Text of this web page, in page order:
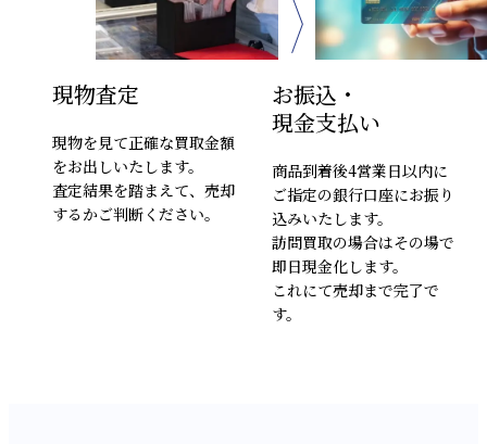
現物査定
現物を見て正確な買取金額
をお出しいたします。
査定結果を踏まえて、売却
するかご判断ください。
お振込・
現金支払い
商品到着後4営業日以内に
ご指定の銀行口座にお振り
込みいたします。
訪問買取の場合はその場で
即日現金化します。
これにて売却まで完了で
す。